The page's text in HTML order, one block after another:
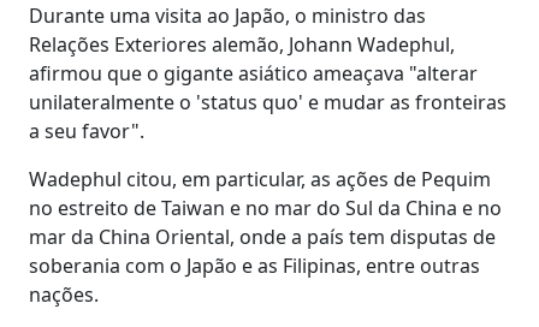
Durante uma visita ao Japão, o ministro das
Relações Exteriores alemão, Johann Wadephul,
afirmou que o gigante asiático ameaçava "alterar
unilateralmente o 'status quo' e mudar as fronteiras
a seu favor".
Wadephul citou, em particular, as ações de Pequim
no estreito de Taiwan e no mar do Sul da China e no
mar da China Oriental, onde a país tem disputas de
soberania com o Japão e as Filipinas, entre outras
nações.